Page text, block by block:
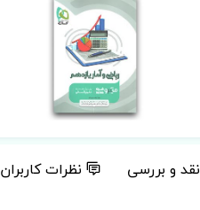
نقد و بررسی نظرات کاربران